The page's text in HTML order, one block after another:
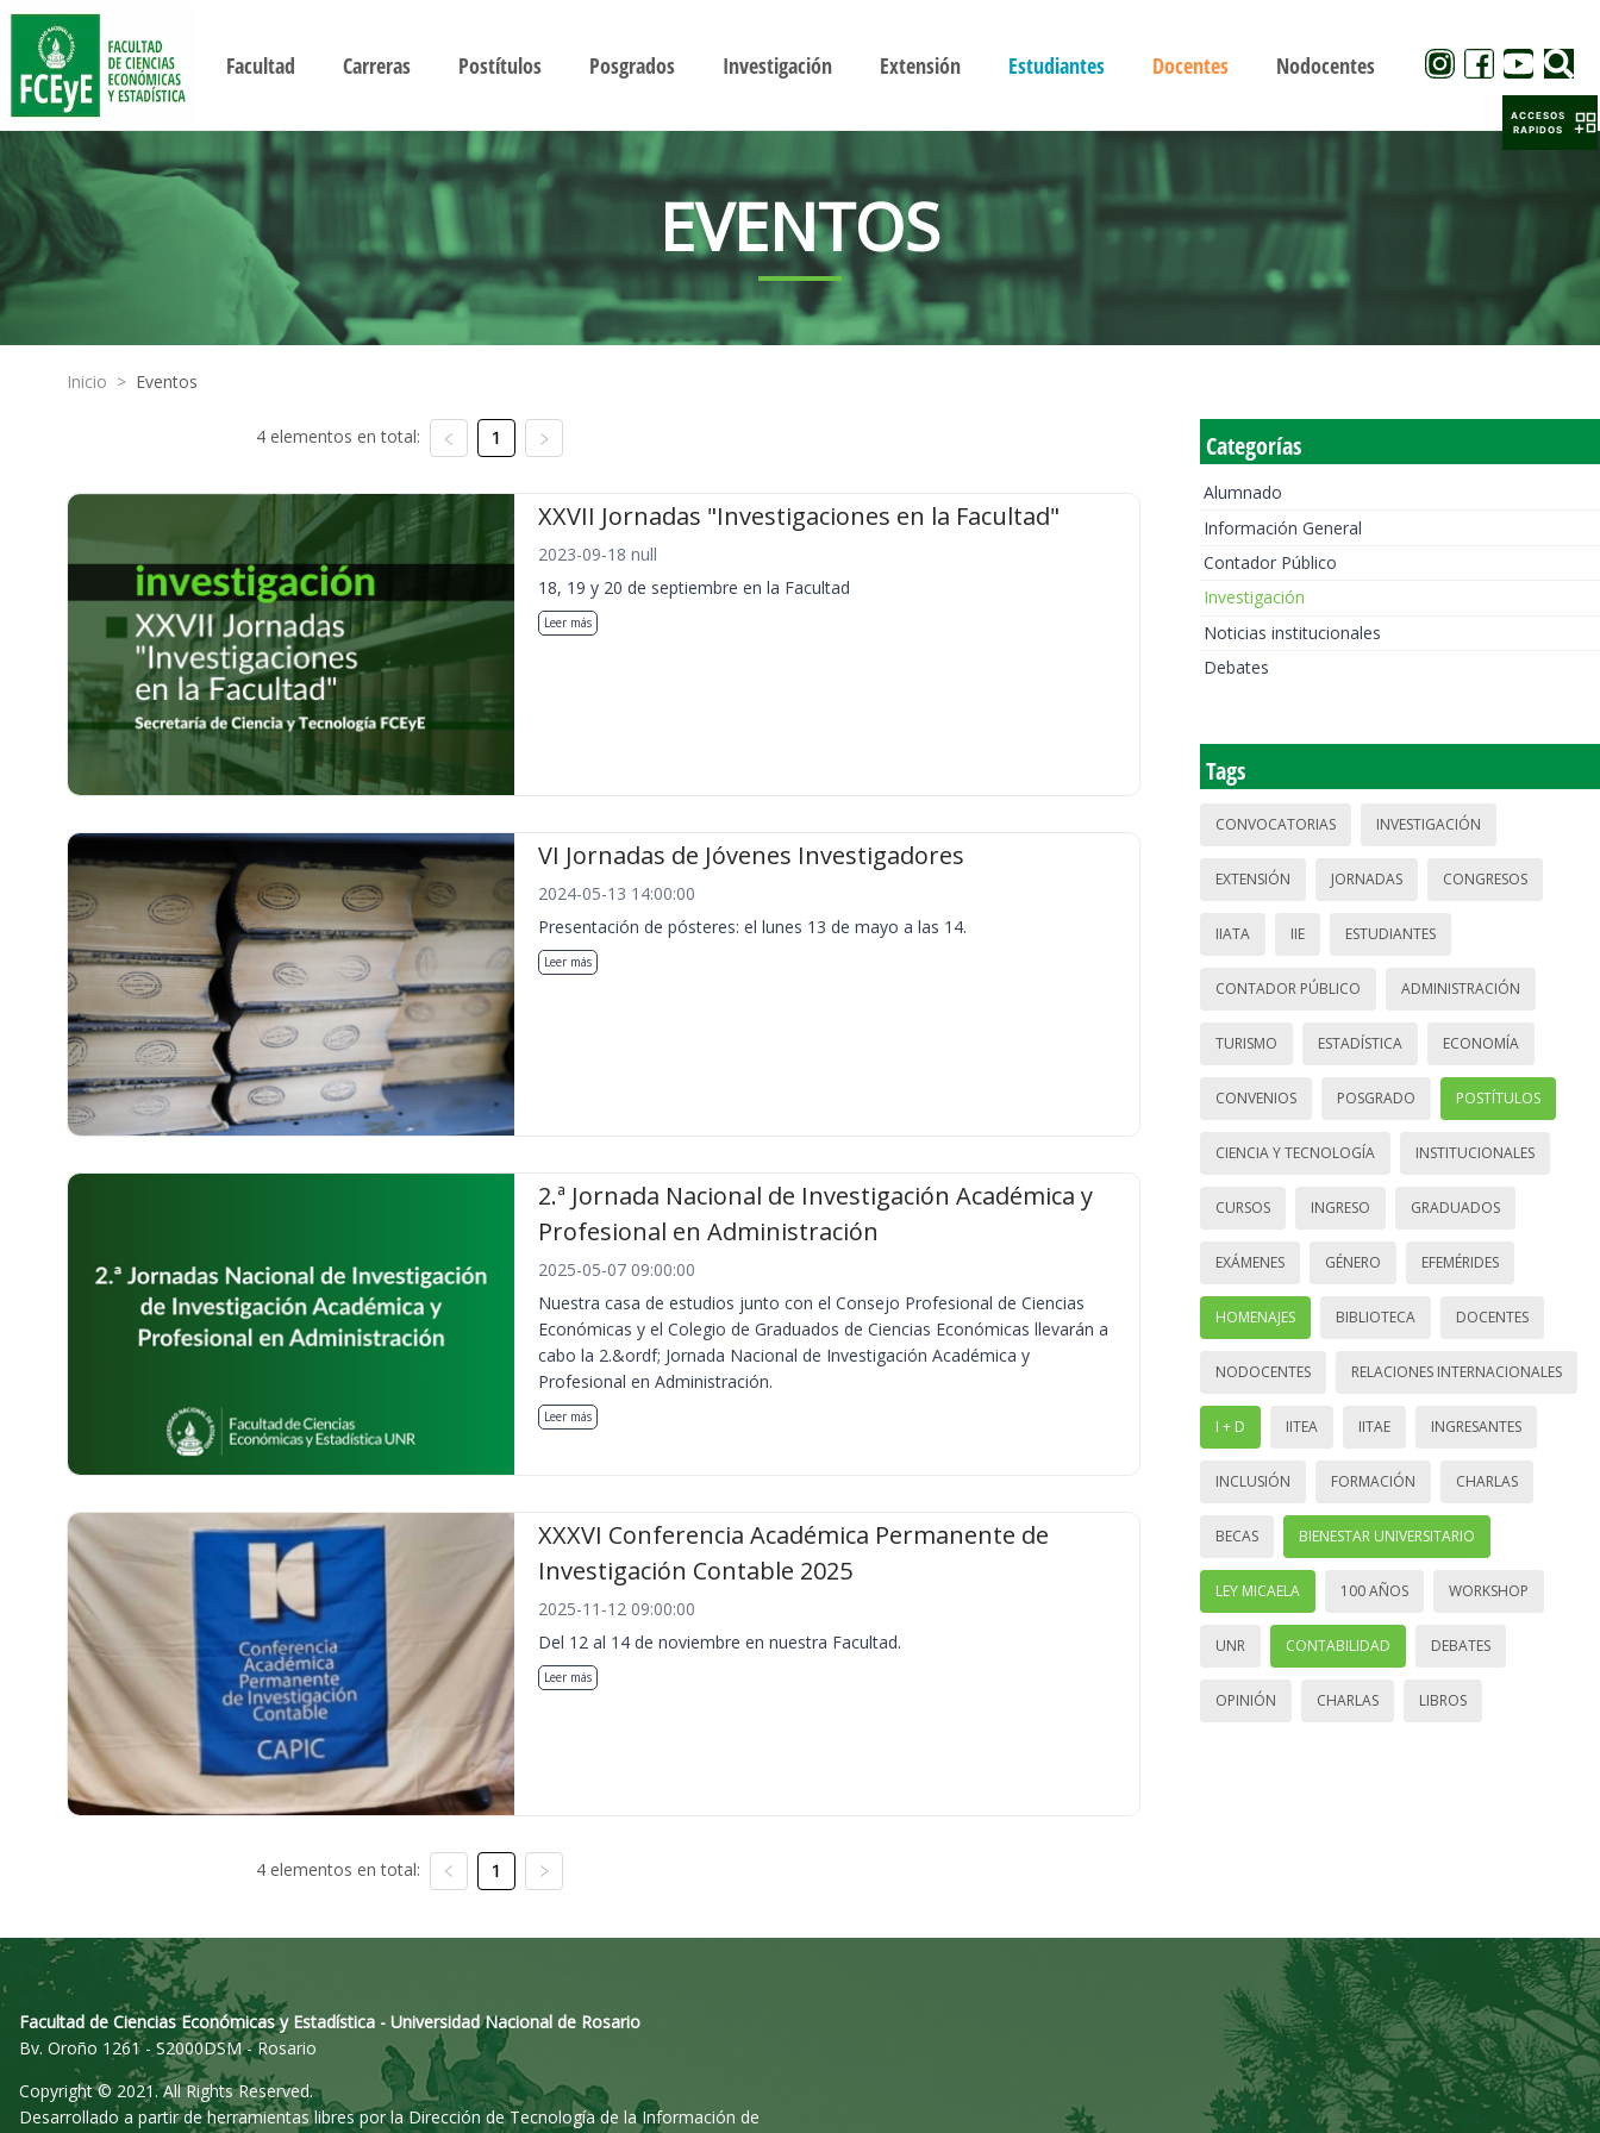
Facultad Carreras Postítulos Posgrados Investigación Extensión Estudiantes Docentes Nodocentes
EVENTOS
Inicio > Eventos
4 elementos en total: 1
XXVII Jornadas "Investigaciones en la Facultad"
2023-09-18 null
18, 19 y 20 de septiembre en la Facultad
Leer más
VI Jornadas de Jóvenes Investigadores
2024-05-13 14:00:00
Presentación de pósteres: el lunes 13 de mayo a las 14.
Leer más
2.ª Jornada Nacional de Investigación Académica y
Profesional en Administración
2025-05-07 09:00:00
Nuestra casa de estudios junto con el Consejo Profesional de Ciencias
Económicas y el Colegio de Graduados de Ciencias Económicas llevarán a
cabo la 2.&ordf; Jornada Nacional de Investigación Académica y
Profesional en Administración.
Leer más
XXXVI Conferencia Académica Permanente de
Investigación Contable 2025
2025-11-12 09:00:00
Del 12 al 14 de noviembre en nuestra Facultad.
Leer más
4 elementos en total: 1
Categorías
Alumnado
Información General
Contador Público
Investigación
Noticias institucionales
Debates
Tags
CONVOCATORIAS INVESTIGACIÓN
EXTENSIÓN JORNADAS CONGRESOS
IIATA IIE ESTUDIANTES
CONTADOR PÚBLICO ADMINISTRACIÓN
TURISMO ESTADÍSTICA ECONOMÍA
CONVENIOS POSGRADO POSTÍTULOS
CIENCIA Y TECNOLOGÍA INSTITUCIONALES
CURSOS INGRESO GRADUADOS
EXÁMENES GÉNERO EFEMÉRIDES
HOMENAJES BIBLIOTECA DOCENTES
NODOCENTES RELACIONES INTERNACIONALES
I + D IITEA IITAE INGRESANTES
INCLUSIÓN FORMACIÓN CHARLAS
BECAS BIENESTAR UNIVERSITARIO
LEY MICAELA 100 AÑOS WORKSHOP
UNR CONTABILIDAD DEBATES
OPINIÓN CHARLAS LIBROS
Facultad de Ciencias Económicas y Estadística - Universidad Nacional de Rosario
Bv. Oroño 1261 - S2000DSM - Rosario
Copyright © 2021. All Rights Reserved.
Desarrollado a partir de herramientas libres por la Dirección de Tecnología de la Información de
ACCESOS
RAPIDOS